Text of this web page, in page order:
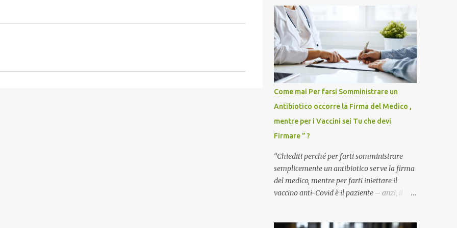
Come mai Per farsi Somministrare un
Antibiotico occorre la Firma del Medico ,
mentre per i Vaccini sei Tu che devi
Firmare ” ?
“Chiediti perché per farti somministrare
semplicemente un antibiotico serve la firma
del medico, mentre per farti iniettare il
vaccino anti-Covid è il paziente – anzi, il